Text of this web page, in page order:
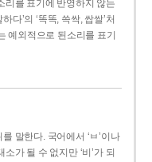
리를 표기에 반영하지 않는
다’의 ‘똑똑, 쓱싹, 쌉쌀’처
예외적으로 된소리를 표기
말한다. 국어에서 ‘ㅂ’이나
가 될 수 없지만 ‘비’가 되